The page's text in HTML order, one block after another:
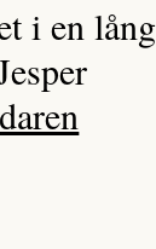
i en lång